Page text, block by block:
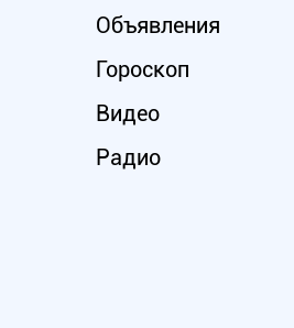
Объявления
Гороскоп
Видео
Радио